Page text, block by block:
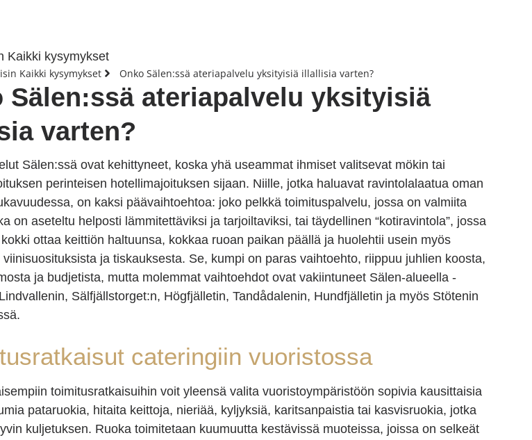
Kaikki kysymykset
Kaikki kysymykset Onko Sälen:ssä ateriapalvelu yksityisiä illallisia varten?
Sälen:ssä ateriapalvelu yksityisiä
varten?
Sälen:ssä ovat kehittyneet, koska yhä useammat ihmiset valitsevat mökin tai
perinteisen hotellimajoituksen sijaan. Niille, jotka haluavat ravintolalaatua oman
on kaksi päävaihtoehtoa: joko pelkkä toimituspalvelu, jossa on valmiita
on aseteltu helposti lämmitettäviksi ja tarjoiltaviksi, tai täydellinen “kotiravintola”, jossa
ottaa keittiön haltuunsa, kokkaa ruoan paikan päällä ja huolehtii usein myös
viinisuosituksista ja tiskauksesta. Se, kumpi on paras vaihtoehto, riippuu juhlien koosta,
ja budjetista, mutta molemmat vaihtoehdot ovat vakiintuneet Sälen-alueella -
Sälfjällstorget:n, Högfjälletin, Tandådalenin, Hundfjälletin ja myös Stötenin
cateringiin vuoristossa
toimitusratkaisuihin voit yleensä valita vuoristoympäristöön sopivia kausittaisia
pataruokia, hitaita keittoja, nieriää, kyljyksiä, karitsanpaistia tai kasvisruokia, jotka
kuljetuksen. Ruoka toimitetaan kuumuutta kestävissä muoteissa, joissa on selkeät